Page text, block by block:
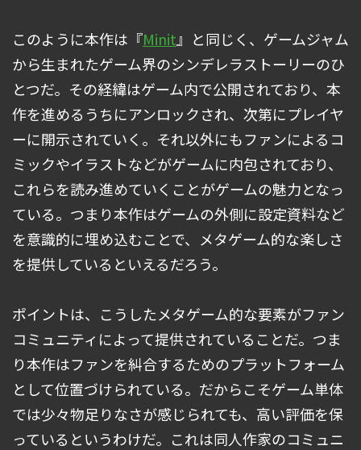
このように本作は『Minit』と同じく、ゲームジャム
から生まれたゲーム界のシンデレラストーリーのひ
とつだ。その経緯はゲーム内で公開されており、本
作を進めるうちにアンロックされ、次第にプレイヤ
ーに開示されていく。それ以外にもファンによるコ
ミックやイラストなどがゲームに内包されており、
これらを読み進めていくことがゲームの魅力となっ
ている。つまり本作はゲームの外側に設定資料など
を意識的に埋め込むことで、メタゲーム的な楽しさ
を提供しているといえるだろう。
ポイントは、こうしたメタゲーム的な要素がファン
コミュニティによって提供されていることだ。つま
り本作はファンを糾合するためのプラットフォーム
として位置づけられている。だからこそゲーム単体
では少々物足りなさが感じられても、高い評価を保
っているというわけだ。これは同人作家のコミュニ